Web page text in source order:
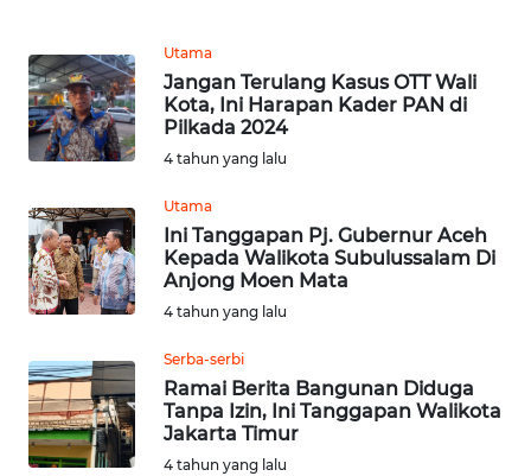
Utama
Jangan Terulang Kasus OTT Wali
Kota, Ini Harapan Kader PAN di
Pilkada 2024
4 tahun yang lalu
Utama
Ini Tanggapan Pj. Gubernur Aceh
Kepada Walikota Subulussalam Di
Anjong Moen Mata
4 tahun yang lalu
Serba-serbi
Ramai Berita Bangunan Diduga
Tanpa Izin, Ini Tanggapan Walikota
Jakarta Timur
4 tahun yang lalu
WN
TAPANULI
UTARA
WN
WN
PADANG
LAWAS
WN
SUMEDANG
WN